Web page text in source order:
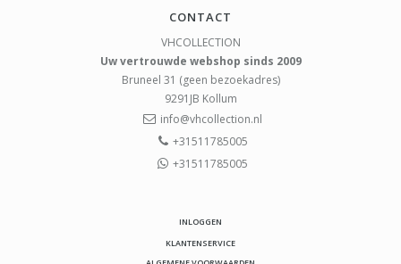
CONTACT
VHCOLLECTION
Uw vertrouwde webshop sinds 2009
Bruneel 31 (geen bezoekadres)
9291JB Kollum
info@vhcollection.nl
+31511785005
+31511785005
INLOGGEN
KLANTENSERVICE